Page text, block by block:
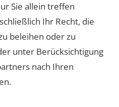
Sie allein treffen
Ihr Recht, die
beleihen oder zu
unter Berücksichtigung
nach Ihren